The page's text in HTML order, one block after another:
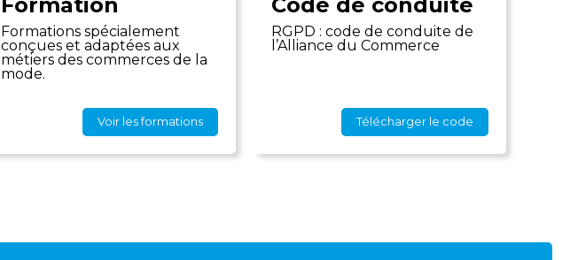
Formations spécialement
conçues et adaptées aux
métiers des commerces de la
mode.
Voir les formations
RGPD : code de conduite de
l’Alliance du Commerce
Télécharger le code